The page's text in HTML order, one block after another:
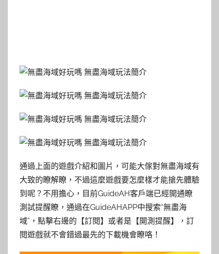
通過上面的遊戲介紹和圖片，可能大傢對無盡海域有
大致的瞭解瞭，不過這麼遊戲要怎麼樣才能搶先體驗
到呢？不用擔心，目前GuideAH客戶端已經開通瞭
測試提醒瞭，通過在GuideAHAPP中搜索“無盡海
域”，點擊右邊的【訂閱】或者是【開測提醒】，訂
閱遊戲就不會錯過最先的下載機會瞭咯！